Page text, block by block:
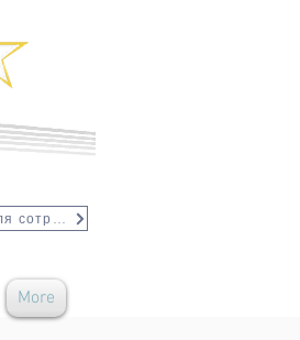
Вход для сотрудников
More